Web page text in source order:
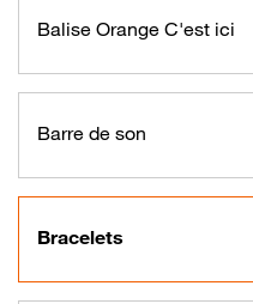
Balise Orange C'est ici
Barre de son
Bracelets